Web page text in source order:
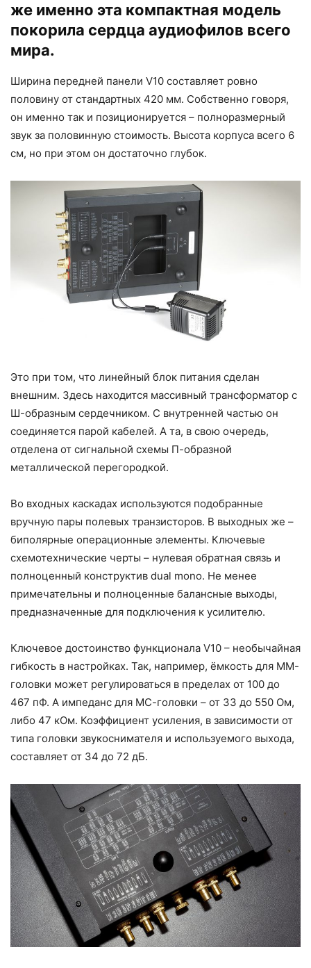
же именно эта компактная модель
покорила сердца аудиофилов всего
мира.
Ширина передней панели V10 составляет ровно
половину от стандартных 420 мм. Собственно говоря,
он именно так и позиционируется – полноразмерный
звук за половинную стоимость. Высота корпуса всего 6
см, но при этом он достаточно глубок.
Это при том, что линейный блок питания сделан
внешним. Здесь находится массивный трансформатор с
Ш-образным сердечником. С внутренней частью он
соединяется парой кабелей. А та, в свою очередь,
отделена от сигнальной схемы П-образной
металлической перегородкой.
Во входных каскадах используются подобранные
вручную пары полевых транзисторов. В выходных же –
биполярные операционные элементы. Ключевые
схемотехнические черты – нулевая обратная связь и
полноценный конструктив dual mono. Не менее
примечательны и полноценные балансные выходы,
предназначенные для подключения к усилителю.
Ключевое достоинство функционала V10 – необычайная
гибкость в настройках. Так, например, ёмкость для ММ-
головки может регулироваться в пределах от 100 до
467 пФ. А импеданс для МС-головки – от 33 до 550 Ом,
либо 47 кОм. Коэффициент усиления, в зависимости от
типа головки звукоснимателя и используемого выхода,
составляет от 34 до 72 дБ.